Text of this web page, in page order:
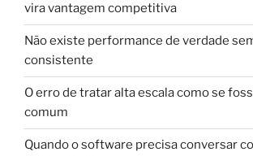
vira vantagem competitiva
Não existe performance de verdade
consistente
O erro de tratar alta escala como se
comum
Quando o software precisa conversar